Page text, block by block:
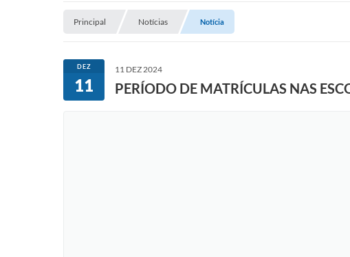
Principal Notícias Notícia
DEZ
11
11 DEZ 2024
PERÍODO DE MATRÍCULAS NAS